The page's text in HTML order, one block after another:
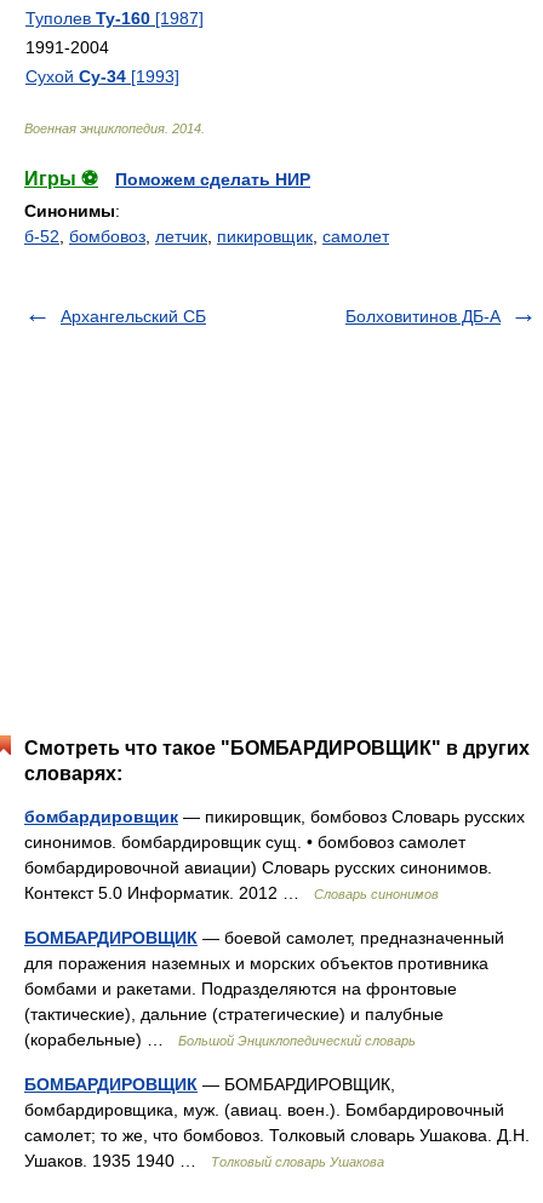
Туполев Ту-160 [1987]
1991-2004
Сухой Су-34 [1993]
Военная энциклопедия 2014
Игры ⚽
Поможем сделать НИР
Синонимы:
б-52 бомбовоз летчик пикировщик самолет
Архангельский СБ Болховитинов ДБ-А
Смотреть что такое "БОМБАРДИРОВЩИК" в других
словарях:
бомбардировщик — пикировщик, бомбовоз Словарь русских
синонимов. бомбардировщик сущ. • бомбовоз самолет
бомбардировочной авиации) Словарь русских синонимов.
Контекст 5.0 Информатик. 2012 …
Словарь синонимов
БОМБАРДИРОВЩИК — боевой самолет, предназначенный
для поражения наземных и морских объектов противника
бомбами и ракетами. Подразделяются на фронтовые
(тактические), дальние (стратегические) и палубные
(корабельные) …
Большой Энциклопедический словарь
БОМБАРДИРОВЩИК — БОМБАРДИРОВЩИК,
бомбардировщика, муж. (авиац. воен.). Бомбардировочный
самолет; то же, что бомбовоз. Толковый словарь Ушакова. Д.Н.
Ушаков. 1935 1940 …
Толковый словарь Ушакова